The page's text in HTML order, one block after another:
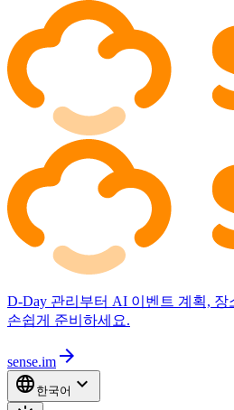
D-Day 관리부터 AI 이벤트 계획,
손쉽게 준비하세요.
sense.im arrow_forward
language 한국어 expand_more